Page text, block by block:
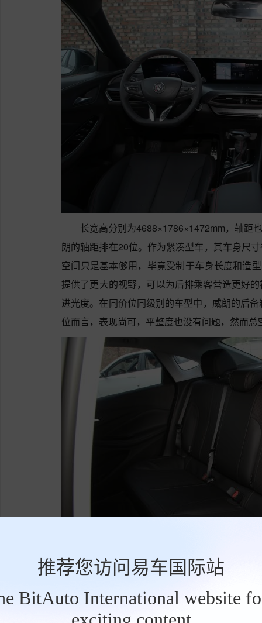
推荐您访问易车国际站
BitAuto International website
长宽高分别为4688×1786×1472mm，轴距
朗的轴距排在20位。作为紧凑型车，其车身尺
空间只是基本够用，毕竟受制于车身长度和造
提供了更大的视野，可以为后排乘客营造更好
进光度。在同价位同级别的车型中，威朗的后
位而言，表现尚可，平整度也没有问题，然而总
威朗Pro GS 1.5T 疾风版采用1.5发动机
级变速(CVT)变速箱。整个动力参数，在同级